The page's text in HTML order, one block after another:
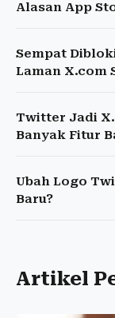
Alasan App
Sempat
Laman X.com
Twitter Jadi
Banyak Fitur
Ubah Logo
Baru?
Artikel